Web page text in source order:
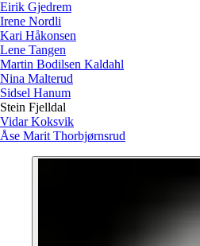
Eirik Gjedrem
Irene Nordli
Kari Håkonsen
Lene Tangen
Martin Bodilsen Kaldahl
Nina Malterud
Sidsel Hanum
Stein Fjelldal
Vidar Koksvik
Åse Marit Thorbjørnsrud